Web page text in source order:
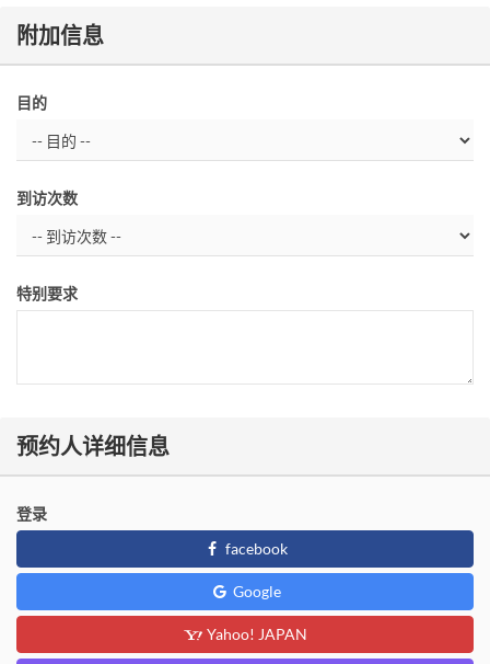
附加信息
目的
到访次数
特别要求
预约人详细信息
登录
facebook
Google
Yahoo! JAPAN